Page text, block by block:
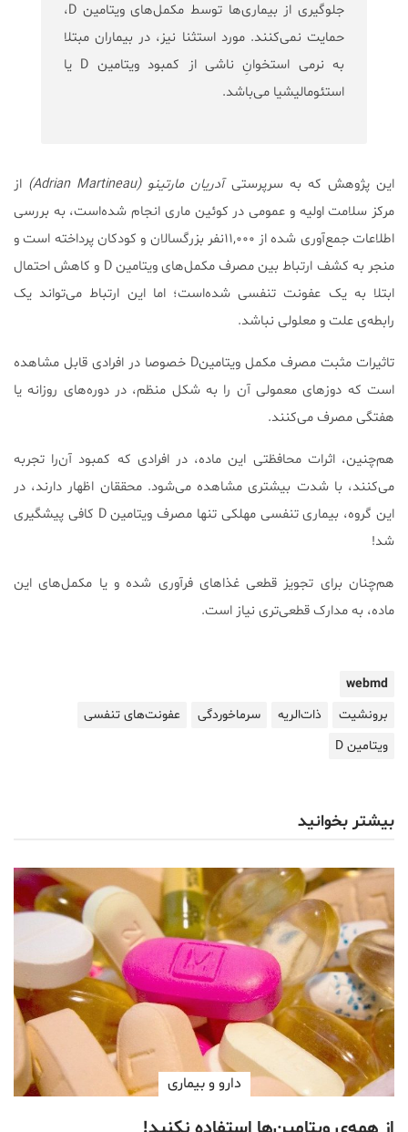
جلوگیری از بیماری‌ها توسط مکمل‌های ویتامین D،
حمایت نمی‌کنند. مورد استثنا نیز، در بیماران مبتلا
به نرمی استخوانِ ناشی از کمبود ویتامین D یا
استئومالیشیا می‌باشد.
این پژوهش که به سرپرستیآدریان مارتینو (Adrian Martineau)
از
مرکز سلامت اولیه و عمومی در کوئین ماری انجام شده‌است، به بررسی
اطلاعات جمع‌آوری شده از ۱۱,۰۰۰نفر بزرگسالان و کودکان پرداخته است و
منجر به کشف ارتباط بین مصرف مکمل‌های ویتامین D و کاهش احتمال
ابتلا به یک عفونت تنفسی شده‌است؛ اما این ارتباط می‌تواند یک
رابطه‌ی علت و معلولی نباشد.
تاثیرات مثبت مصرف مکمل ویتامینD خصوصا در افرادی قابل مشاهده
است که دوزهای معمولی آن را به شکل منظم، در دوره‌های روزانه یا
هفتگی مصرف می‌کنند.
هم‌چنین، اثرات محافظتی این ماده، در افرادی که کمبود آن‌را تجربه
می‌کنند، با شدت بیشتری مشاهده می‌شود. محققان اظهار دارند، در
این گروه، بیماری‌ تنفسی مهلکی تنها مصرف ویتامین D کافی پیشگیری
شد!
هم‌چنان برای تجویز قطعی غذاهای فرآوری شده و یا مکمل‌های این
ماده، به مدارک قطعی‌تری نیاز است.
webmd
برونشیت
ذات‌الریه سرماخوردگی
عفونت‌های تنفسی
ویتامین D
بیشتر بخوانید
دارو‌ و بیماری